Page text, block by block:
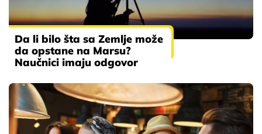
Da li bilo šta sa Zemlje može
da opstane na Marsu?
Naučnici imaju odgovor